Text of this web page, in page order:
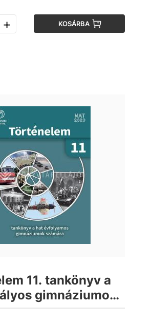
+ KOSÁRBA
11. tankönyv a
gimnáziumok